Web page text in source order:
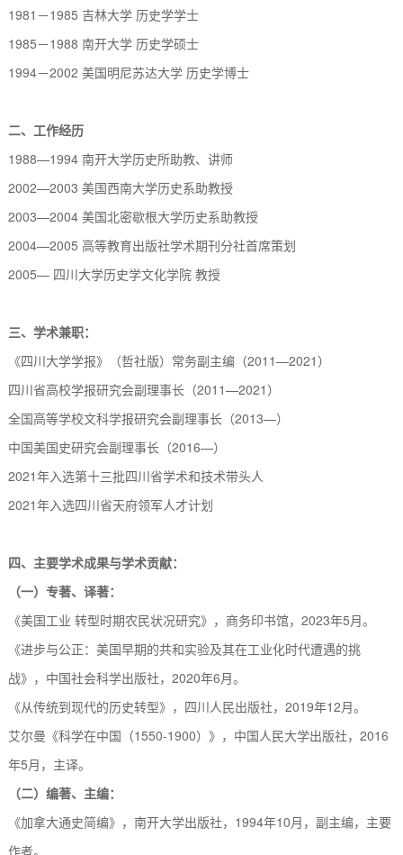
1981 －1985 吉林大学 历史学学士
1985－1988 南开大学 历史学硕士
1994－2002 美国明尼苏达大学 历史学博士
二、 工作经历
1988—1994 南开大学历史所助教、讲师
2002—2003 美国西南大学历史系助教授
2003—2004 美国北密歇根大学历史系助教授
2004—2005 高等教育出版社学术期刊分社首席策划
2005— 四川大学历史学文化学院 教授
三、学术兼职：
《四川大学学报》（哲社版）常务副主编（2011—2021 ）
四川省高校学报研究会副理事长（2011—2021）
全国高等学校文科学报研究会副理事长（2013—）
中国美国史研究会副理事长（2016—）
2021年入选第十三批四川省学术和技术带头人
2021年入选四川省天府领军人才计划
四、 主要学术成果与学术贡献：
（一）专著、译著：
《美国工业 转型时期农民状况研究》，商务印书馆， 2023年5月。
《进步与公正：美国早期的共和实验及其在工业化时代遭遇的挑
战》，中国社会科学出版社， 2020年6月。
《从传统到现代的历史转型》，四川人民出版社， 2019年12月。
艾尔曼《科学在中国（1550-1900）》，中国人民大学出版社， 2016
年5月，主译。
（二）编著、主编：
《加拿大通史简编》，南开大学出版社， 1994年10月，副主编，主要
作者。